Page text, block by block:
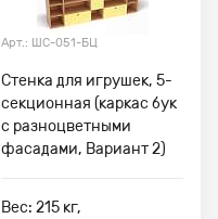
Арт.: ШС-051-БЦ
Стенка для игрушек, 5-
секционная (каркас бук
с разноцветными
фасадами, Вариант 2)
Вес: 215 кг,